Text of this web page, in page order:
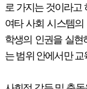
로 가지는 것이라고
여타 사회 시스템
학생의 인권을 실현
는 범위 안에서만